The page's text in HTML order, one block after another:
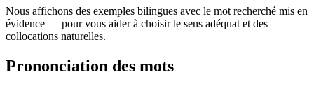
Nous affichons des exemples bilingues avec le mot recherché mis en
évidence — pour vous aider à choisir le sens adéquat et des
collocations naturelles.
Prononciation des mots